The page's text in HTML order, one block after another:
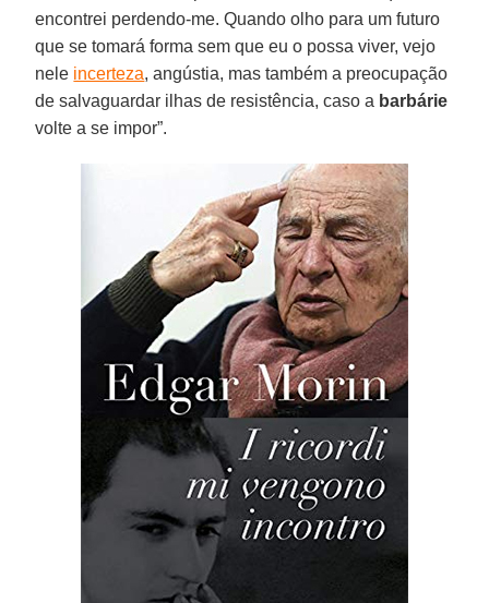
encontrei perdendo-me. Quando olho para um futuro
que se tomará forma sem que eu o possa viver, vejo
nele incerteza, angústia, mas também a preocupação
de salvaguardar ilhas de resistência, caso a barbárie
volte a se impor”.